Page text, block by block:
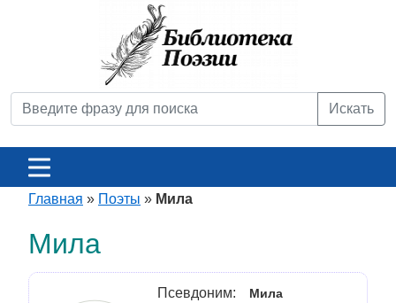
Искать
Главная » Поэты » Мила
Мила
Псевдоним: Мила